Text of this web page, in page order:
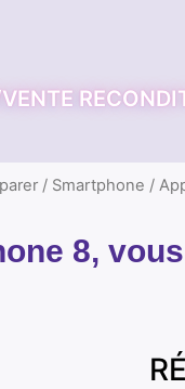
/ Smartphone /
8,